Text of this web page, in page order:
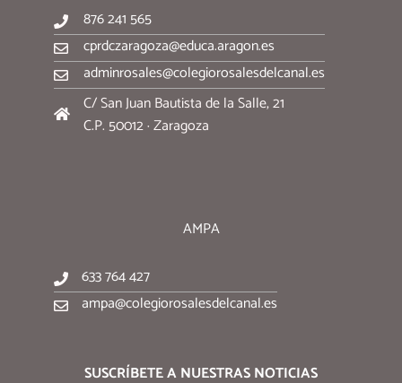
876 241 565
cprdczaragoza@educa.aragon.es
adminrosales@colegiorosalesdelcanal.es
C/ San Juan Bautista de la Salle, 21
C.P. 50012 · Zaragoza
AMPA
633 764 427
ampa@colegiorosalesdelcanal.es
SUSCRÍBETE A NUESTRAS NOTICIAS